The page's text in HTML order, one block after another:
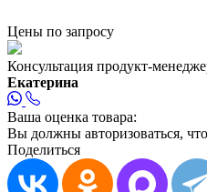
Цены по запросу
Консультация продукт-
Екатерина
Ваша оценка товара:
Вы должны авторизоваться,
Поделиться